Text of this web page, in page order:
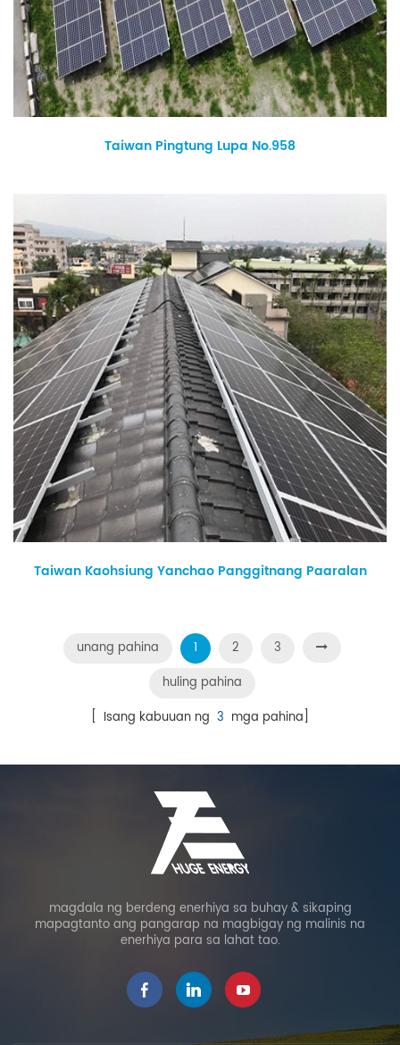
Taiwan Pingtung Lupa No.958
Taiwan Kaohsiung Yanchao Panggitnang Paaralan
unang pahina 1 2
3
huling pahina
[ Isang kabuuan ng 3 mga pahina]
magdala ng berdeng enerhiya sa buhay & sikaping
mapagtanto ang pangarap na magbigay ng malinis na
enerhiya para sa lahat tao.